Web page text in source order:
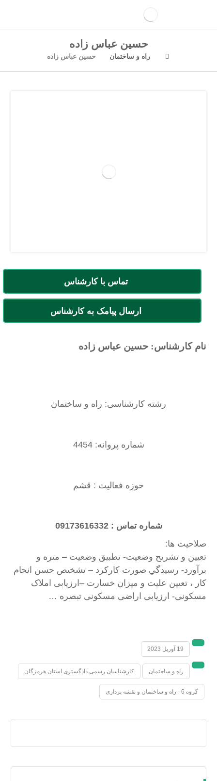
حسین عباس زاده
راه و ساختمان حسین عباس زاده
تماس با کارشناس
ارسال پیامک به کارشناس
نام کارشناس: حسین عباس زاده
رشته کارشناسی: راه و ساختمان
شماره پروانه: 4454
حوزه فعالیت : قشم
شماره تماس : 09173616332
صلاحیت ها:
تعيين و تشريح وضعيت- تطبيق وضعيت – متره و
برآورد- رسيدگي صورت كاركرد – تشخيص حسن انجام
كار ، تعيين عليت و ميزان خسارت –ارزیابی املاک
مسکونی- ارزیابی اراضی مسکونی تبصره …
19 آوریل 2023
راه و ساختمان کارشناسان رسمی دادگستری استان هرمزگان
گروه 6 - راه و ساختمان و نقشه برداری